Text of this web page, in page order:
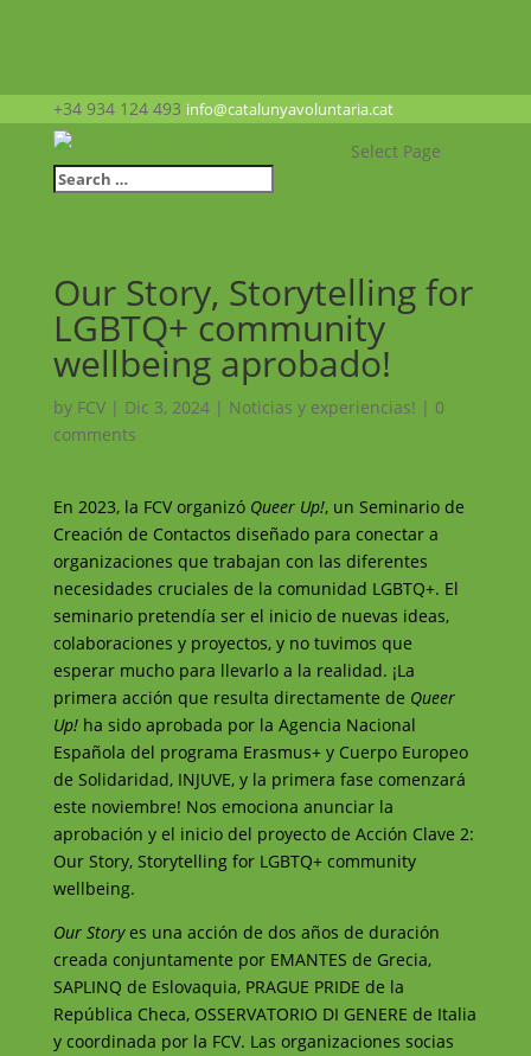
+34 934 124 493 info@catalunyavoluntaria.cat
Select Page
Our Story, Storytelling for
LGBTQ+ community
wellbeing aprobado!
by FCV| Dic 3, 2024| Noticias y experiencias! | 0
comments
En 2023, la FCV organizó Queer Up!, un Seminario de
Creación de Contactos diseñado para conectar a
organizaciones que trabajan con las diferentes
necesidades cruciales de la comunidad LGBTQ+. El
seminario pretendía ser el inicio de nuevas ideas,
colaboraciones y proyectos, y no tuvimos que
esperar mucho para llevarlo a la realidad. ¡La
primera acción que resulta directamente de Queer
Up!ha sido aprobada por la Agencia Nacional
Española del programa Erasmus+ y Cuerpo Europeo
de Solidaridad, INJUVE, y la primera fase comenzará
este noviembre! Nos emociona anunciar la
aprobación y el inicio del proyecto de Acción Clave 2:
Our Story, Storytelling for LGBTQ+ community
wellbeing.
Our Storyes una acción de dos años de duración
creada conjuntamente por EMANTES de Grecia,
SAPLINQ de Eslovaquia, PRAGUE PRIDE de la
República Checa, OSSERVATORIO DI GENERE de Italia
y coordinada por la FCV. Las organizaciones socias